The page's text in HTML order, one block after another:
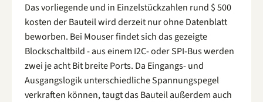
Das vorliegende und in Einzelstückzahlen rund $ 500
kosten der Bauteil wird derzeit nur ohne Datenblatt
beworben. Bei Mouser findet sich das gezeigte
Blockschaltbild - aus einem I2C- oder SPI-Bus werden
zwei je acht Bit breite Ports. Da Eingangs- und
Ausgangslogik unterschiedliche Spannungspegel
verkraften können, taugt das Bauteil außerdem auch